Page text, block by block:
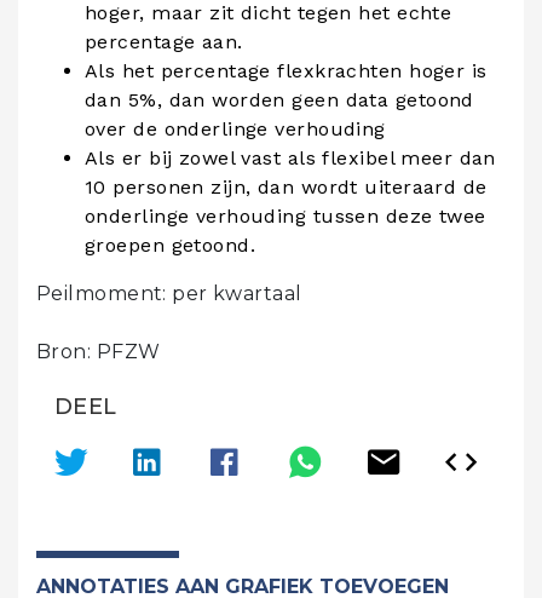
hoger, maar zit dicht tegen het echte
percentage aan.
Als het percentage flexkrachten hoger is
dan 5%, dan worden geen data getoond
over de onderlinge verhouding
Als er bij zowel vast als flexibel meer dan
10 personen zijn, dan wordt uiteraard de
onderlinge verhouding tussen deze twee
groepen getoond.
Peilmoment: per kwartaal
Bron: PFZW
DEEL
ANNOTATIES AAN GRAFIEK TOEVOEGEN